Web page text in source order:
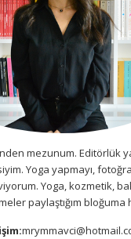
mezunum. Editörlük
Yoga yapmayı,
Yoga, kozmetik,
paylaştığım bloğuma